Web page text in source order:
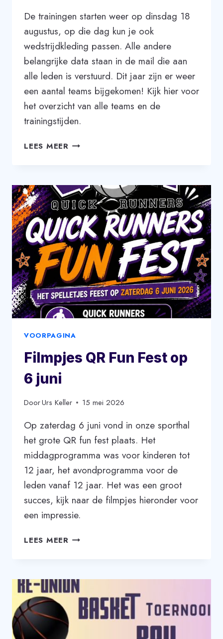
De trainingen starten weer op dinsdag 18
augustus, op die dag kun je ook
wedstrijdkleding passen. Alle andere
belangrijke data staan in de mail die aan
alle leden is verstuurd. Dit jaar zijn er weer
een aantal teams bijgekomen! Kijk hier voor
het overzicht van alle teams en de
trainingstijden.
LEES MEER START
VOORPAGINA
Filmpjes QR Fun Fest op
6 juni
DoorUrs Keller 15 mei 2026
Op zaterdag 6 juni vond in onze sporthal
het grote QR fun fest plaats. Het
middagprogramma was voor kinderen tot
12 jaar, het avondprogramma voor de
leden vanaf 12 jaar. Het was een groot
succes, kijk naar de filmpjes hieronder voor
een impressie.
LEES MEER FILMPJES
OP
JUNI